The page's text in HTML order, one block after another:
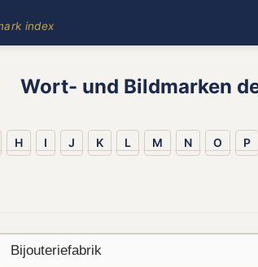
index
Wort- und Bildmarken
H I J K L M N O P